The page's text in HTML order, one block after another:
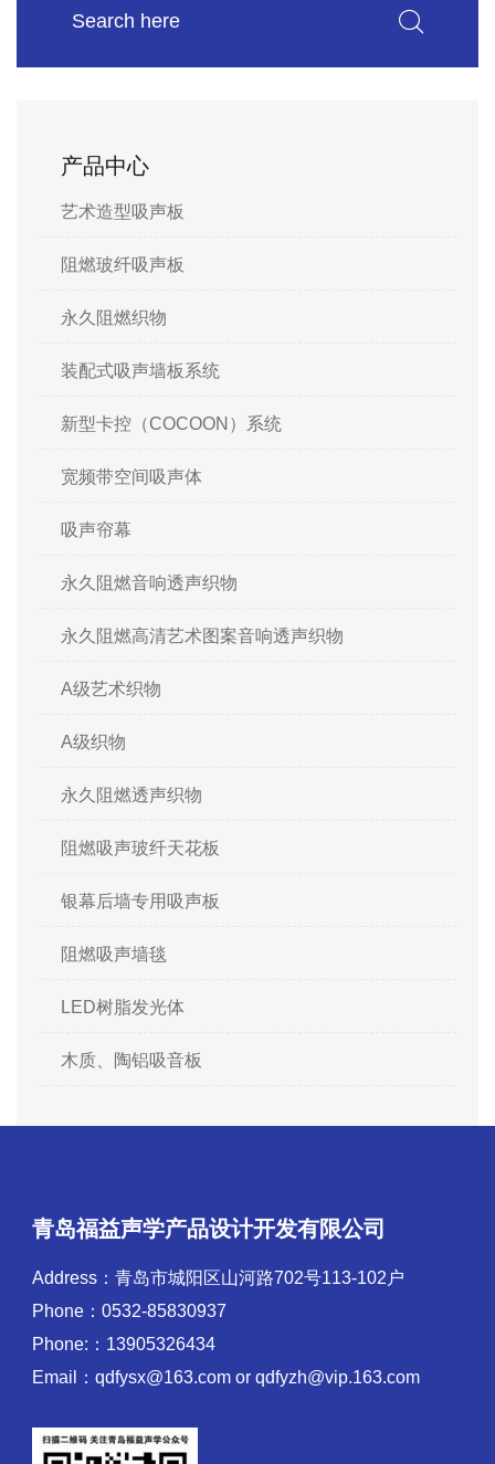
产品中心
艺术造型吸声板
阻燃玻纤吸声板
永久阻燃织物
装配式吸声墙板系统
新型卡控（COCOON）系统
宽频带空间吸声体
吸声帘幕
永久阻燃音响透声织物
永久阻燃高清艺术图案音响透声织物
A级艺术织物
A级织物
永久阻燃透声织物
阻燃吸声玻纤天花板
银幕后墙专用吸声板
阻燃吸声墙毯
LED树脂发光体
木质、陶铝吸音板
青岛福益声学产品设计开发有限公司
Address：青岛市城阳区山河路702号113-102户
Phone：0532-85830937
Phone:：13905326434
Email：qdfysx@163.com or qdfyzh@vip.163.com